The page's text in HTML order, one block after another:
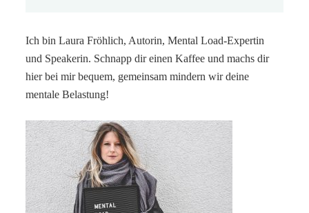
Ich bin Laura Fröhlich, Autorin, Mental Load-Expertin
und Speakerin. Schnapp dir einen Kaffee und machs dir
hier bei mir bequem, gemeinsam mindern wir deine
mentale Belastung!